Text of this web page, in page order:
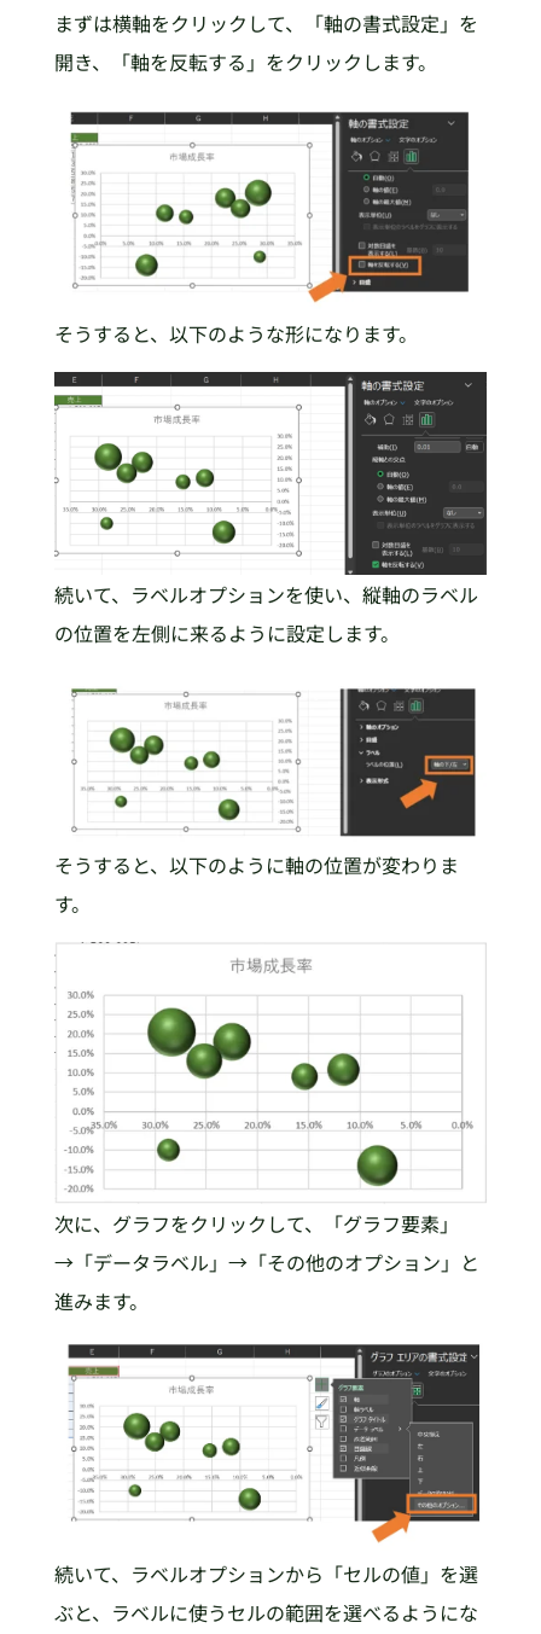
まずは横軸をクリックして、「軸の書式設定」を
開き、「軸を反転する」をクリックします。
そうすると、以下のような形になります。
続いて、ラベルオプションを使い、縦軸のラベル
の位置を左側に来るように設定します。
そうすると、以下のように軸の位置が変わりま
す。
次に、グラフをクリックして、「グラフ要素」
→「データラベル」→「その他のオプション」と
進みます。
続いて、ラベルオプションから「セルの値」を選
ぶと、ラベルに使うセルの範囲を選べるようにな